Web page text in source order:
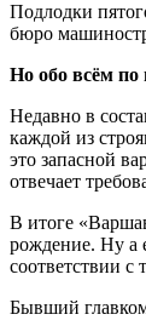
Подлодки
бюро
Но обо всём по
Недавно в
каждой из
это запасной
отвечает
В итоге
рождение. Ну а
соответствии с
Бывший